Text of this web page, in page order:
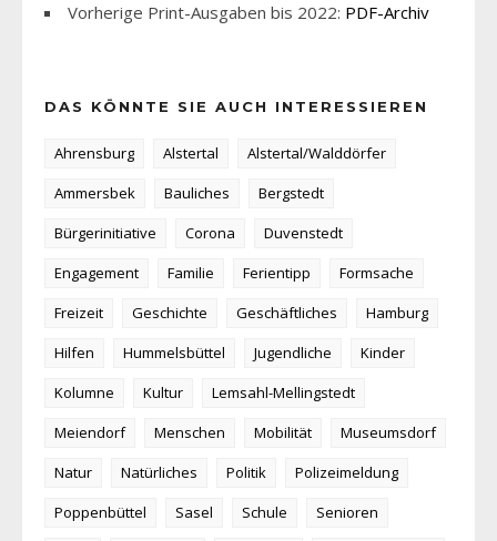
Vorherige Print-Ausgaben bis 2022: PDF-Archiv
DAS KÖNNTE SIE AUCH INTERESSIEREN
Ahrensburg Alstertal
Alstertal/Walddörfer
Ammersbek
Bauliches
Bergstedt
Bürgerinitiative
Corona
Duvenstedt
Engagement
Familie Ferientipp
Formsache
Freizeit
Geschichte Geschäftliches
Hamburg
Hilfen
Hummelsbüttel Jugendliche
Kinder
Kolumne
Kultur
Lemsahl-Mellingstedt
Meiendorf
Menschen Mobilität
Museumsdorf
Natur
Natürliches Politik
Polizeimeldung
Poppenbüttel
Sasel Schule
Senioren